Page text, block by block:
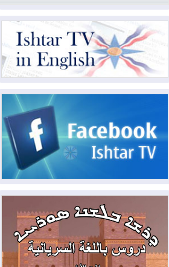
2026-08-07القوات المسلحة العراقية: خطة
أمنية لإجهاض هجمة محتملة على السعودية
2026-08-07الاستخبارات الأميركية: بوتين
قد يختبر تماسك الناتو بهجوم محدود
نيجيرفان بارزاني حول اجتماع
"إدارة الدولة": أكدنا دعم تنفيذ البرنامج
الحكومي وأهمية حصر السلاح
2026-08-06ائتلاف ادارة الدولة: من
يقومون بسلوك يهدد امن البلاد خارجون عن
القانون يجب محاربتهم
2026-08-06بعد هجومين قرب باب المندب..
تحذيرات من تصعيد يهدد الملاحة في البحر
الأحمر